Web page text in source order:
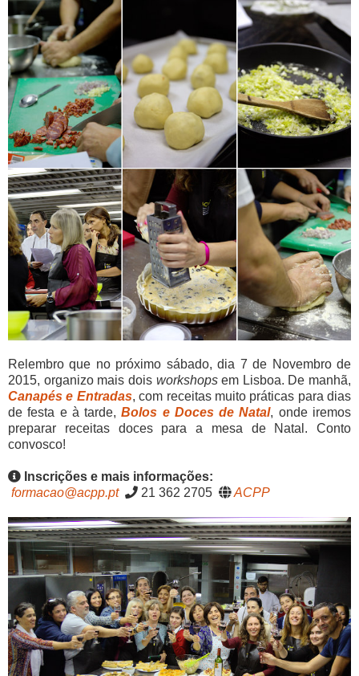
Relembro que no próximo sábado, dia 7 de Novembro de
2015, organizo mais dois workshopsem Lisboa. De manhã,
Canapés e Entradas, com receitas muito práticas para dias
de festa e à tarde,Bolos e Doces de Natal, onde iremos
preparar receitas doces para a mesa de Natal. Conto
convosco!
Inscrições e mais informações:
formacao@acpp.pt
21 362 2705 ACPP